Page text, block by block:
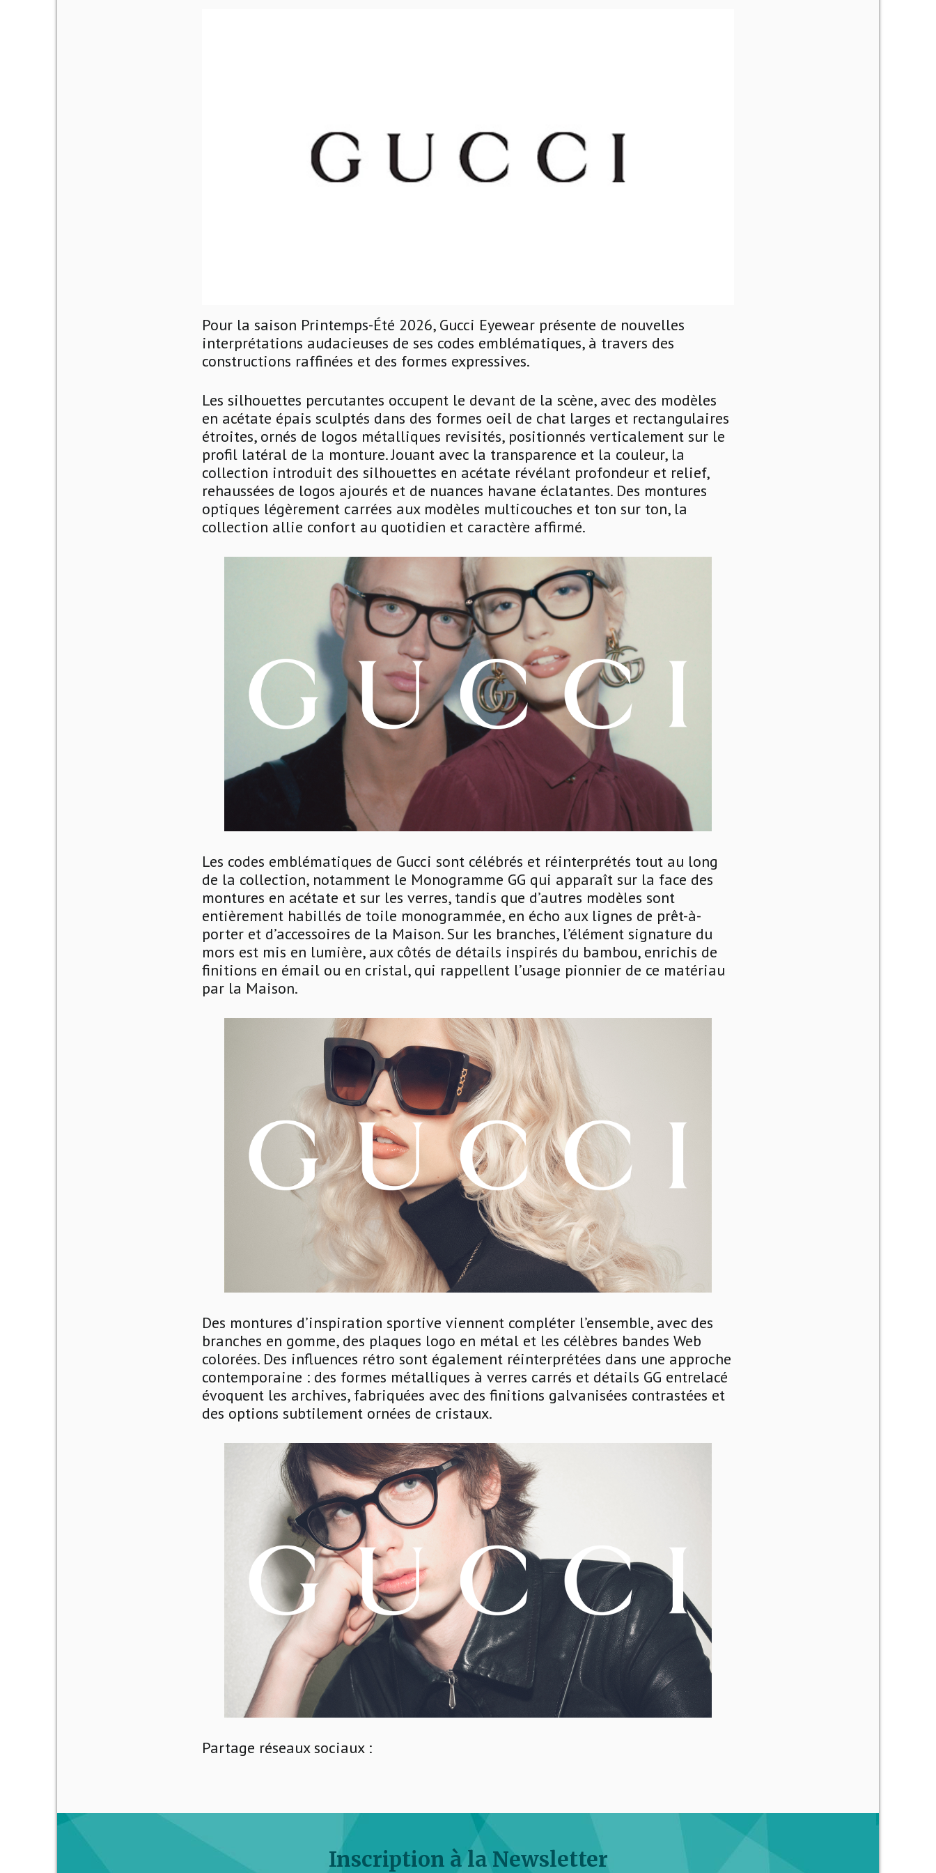
Pour la saison Printemps-Été 2026, Gucci Eyewear présente de nouvelles
interprétations audacieuses de ses codes emblématiques, à travers des
constructions raffinées et des formes expressives.
Les silhouettes percutantes occupent le devant de la scène, avec des modèles
en acétate épais sculptés dans des formes oeil de chat larges et rectangulaires
étroites, ornés de logos métalliques revisités, positionnés verticalement sur le
profil latéral de la monture. Jouant avec la transparence et la couleur, la
collection introduit des silhouettes en acétate révélant profondeur et relief,
rehaussées de logos ajourés et de nuances havane éclatantes. Des montures
optiques légèrement carrées aux modèles multicouches et ton sur ton, la
collection allie confort au quotidien et caractère affirmé.
Les codes emblématiques de Gucci sont célébrés et réinterprétés tout au long
de la collection, notamment le Monogramme GG qui apparaît sur la face des
montures en acétate et sur les verres, tandis que d’autres modèles sont
entièrement habillés de toile monogrammée, en écho aux lignes de prêt-à-
porter et d’accessoires de la Maison. Sur les branches, l’élément signature du
mors est mis en lumière, aux côtés de détails inspirés du bambou, enrichis de
finitions en émail ou en cristal, qui rappellent l’usage pionnier de ce matériau
par la Maison.
Des montures d’inspiration sportive viennent compléter l’ensemble, avec des
branches en gomme, des plaques logo en métal et les célèbres bandes Web
colorées. Des influences rétro sont également réinterprétées dans une approche
contemporaine : des formes métalliques à verres carrés et détails GG entrelacé
évoquent les archives, fabriquées avec des finitions galvanisées contrastées et
des options subtilement ornées de cristaux.
Partage réseaux sociaux :
Inscription à la Newsletter